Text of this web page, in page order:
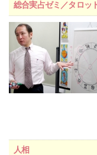
総合実占ゼミ／タロッ
人相